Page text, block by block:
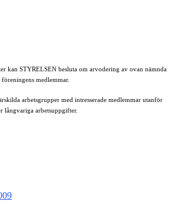
kan STYRELSEN besluta om arvodering av ovan nämnda
medlemmar.
arbetsgrupper med intresserade medlemmar utanför
långvariga arbetsuppgifter.